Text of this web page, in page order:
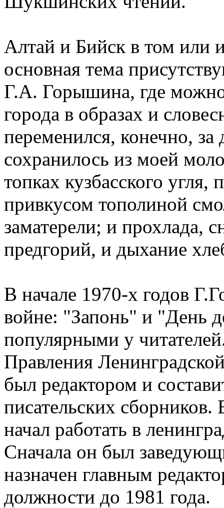
Алтай и Бийск в том или
основная тема
Г.А. Горышина, где
города в образах и
переменился, конечно, за
сохранилось из моей
топках кузбасского
привкусом тополиной
заматерели; и прохлада,
предгорий, и дыхание
В начале 1970-х годов
войне: "Запонь" и "День
популярными у
Правления
был редактором и
писательских
начал работать в
Сначала он был
назначен главным
должности до 1981 года.